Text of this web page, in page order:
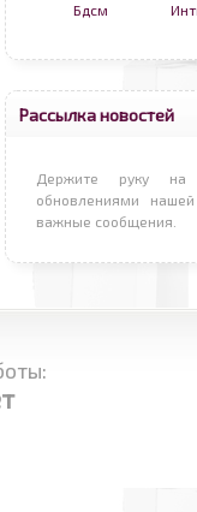
Бдсм
Рассылка новостей
Держите руку на
обновлениями
важные сообщения.